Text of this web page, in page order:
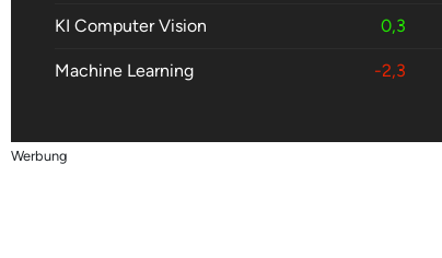
KI Computer Vision 0,3
Machine Learning -2,3
Werbung